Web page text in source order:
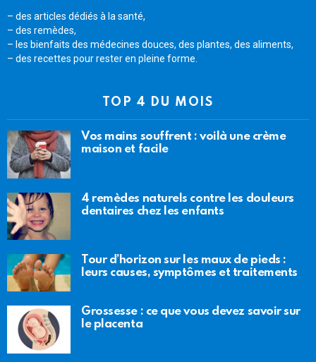
– des articles dédiés à la santé,
– des remèdes,
– les bienfaits des médecines douces, des plantes, des aliments,
– des recettes pour rester en pleine forme.
TOP 4 DU MOIS
Vos mains souffrent : voilà une crème
maison et facile
4 remèdes naturels contre les douleurs
dentaires chez les enfants
Tour d’horizon sur les maux de pieds :
leurs causes, symptômes et traitements
Grossesse : ce que vous devez savoir sur
le placenta